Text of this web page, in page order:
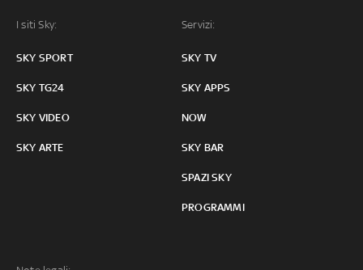
I siti Sky:
SKY SPORT
SKY TG24
SKY VIDEO
SKY ARTE
Servizi:
SKY TV
SKY APPS
NOW
SKY BAR
SPAZI SKY
PROGRAMMI